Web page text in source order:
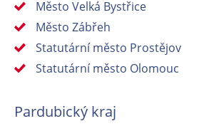
Město Velká Bystřice
Město Zábřeh
Statutární město Prostějov
Statutární město Olomouc
Pardubický kraj